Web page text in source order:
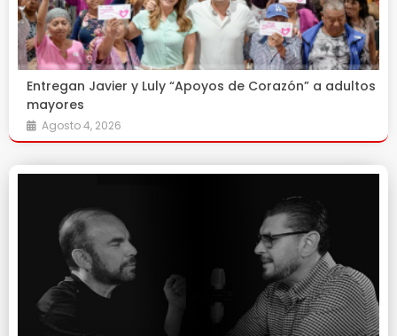
Entregan Javier y Luly “Apoyos de Corazón” a adultos
mayores
Agosto 4, 2026